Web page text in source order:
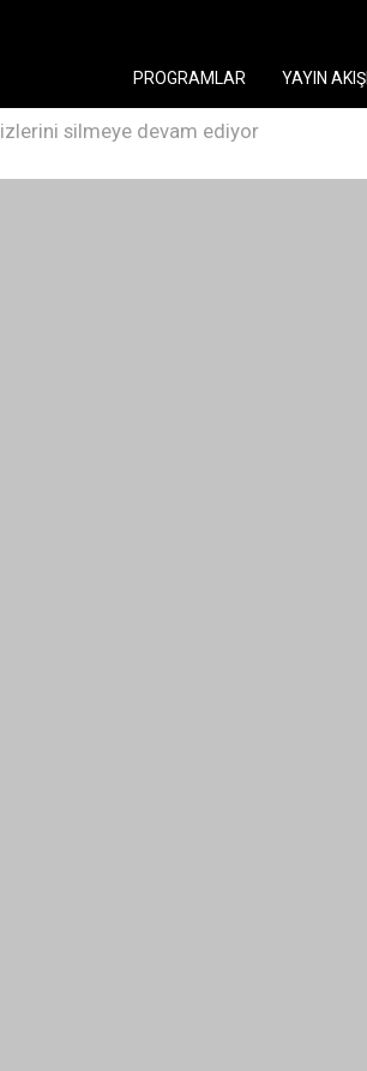
PROGRAMLAR
YAYIN AKIŞI
izlerini silmeye devam ediyor